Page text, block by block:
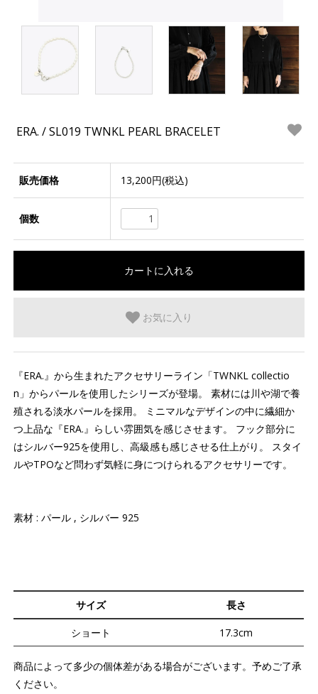
ERA. / SL019 TWNKL PEARL BRACELET
販売価格 13,200円(税込)
個数
お気に入り
『ERA.』から生まれたアクセサリーライン「TWNKL collectio
n」からパールを使用したシリーズが登場。 素材には川や湖で養
殖される淡水パールを採用。 ミニマルなデザインの中に繊細か
つ上品な『ERA.』らしい雰囲気を感じさせます。 フック部分に
はシルバー925を使用し、高級感も感じさせる仕上がり。 スタイ
ルやTPOなど問わず気軽に身につけられるアクセサリーです。
素材 : パール , シルバー 925
サイズ 長さ
ショート 17.3cm
商品によって多少の個体差がある場合がございます。予めご了承
ください。